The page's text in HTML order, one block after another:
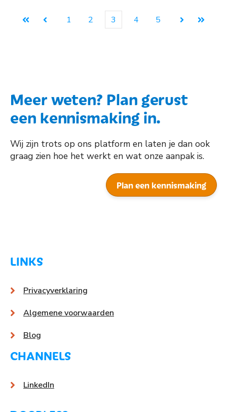
Eerste Vorige 1 2 3 4 5 VolgendeLaatste
Meer weten? Plan gerust
een kennismaking in.
Wij zijn trots op ons platform en laten je dan ook
graag zien hoe het werkt en wat onze aanpak is.
Plan een kennismaking
LINKS
Privacyverklaring
Algemene voorwaarden
Blog
CHANNELS
LinkedIn